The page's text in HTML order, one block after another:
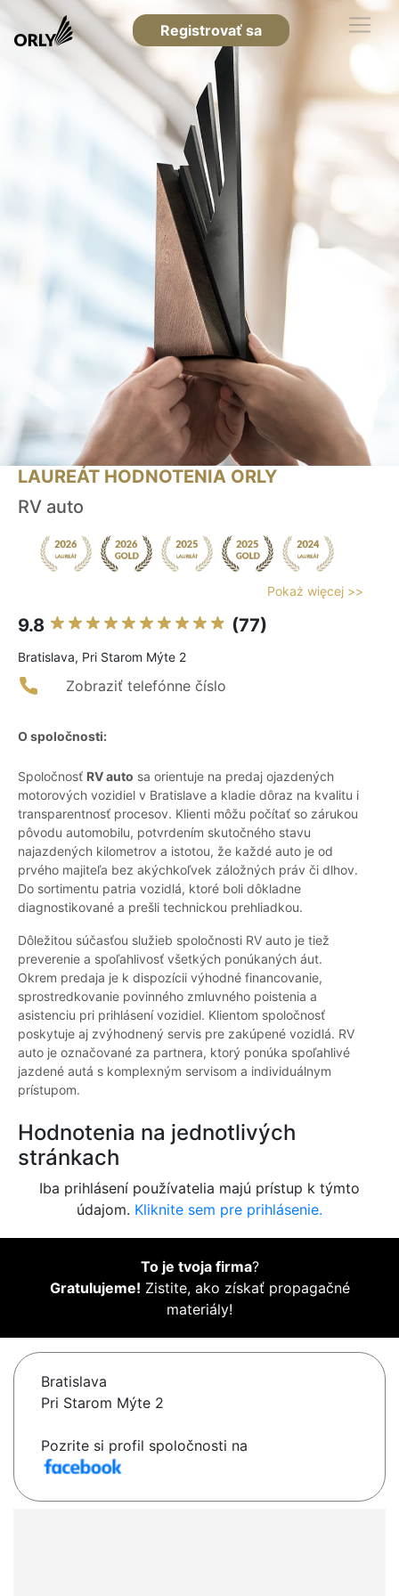
Registrovať sa
LAUREÁT HODNOTENIA ORLY
RV auto
Pokaż więcej >>
9.8 (77)
Bratislava, Pri Starom Mýte 2
Zobraziť telefónne číslo
O spoločnosti:
Spoločnosť RV auto sa orientuje na predaj ojazdených
motorových vozidiel v Bratislave a kladie dôraz na kvalitu i
transparentnosť procesov. Klienti môžu počítať so zárukou
pôvodu automobilu, potvrdením skutočného stavu
najazdených kilometrov a istotou, že každé auto je od
prvého majiteľa bez akýchkoľvek záložných práv či dlhov.
Do sortimentu patria vozidlá, ktoré boli dôkladne
diagnostikované a prešli technickou prehliadkou.
Dôležitou súčasťou služieb spoločnosti RV auto je tiež
preverenie a spoľahlivosť všetkých ponúkaných áut.
Okrem predaja je k dispozícii výhodné financovanie,
sprostredkovanie povinného zmluvného poistenia a
asistenciu pri prihlásení vozidiel. Klientom spoločnosť
poskytuje aj zvýhodnený servis pre zakúpené vozidlá. RV
auto je označované za partnera, ktorý ponúka spoľahlivé
jazdené autá s komplexným servisom a individuálnym
prístupom.
Hodnotenia na jednotlivých
stránkach
Iba prihlásení používatelia majú prístup k týmto
údajom. Kliknite sem pre prihlásenie.
To je tvoja firma?
Gratulujeme! Zistite, ako získať propagačné
materiály!
Bratislava
Pri Starom Mýte 2
Pozrite si profil spoločnosti na